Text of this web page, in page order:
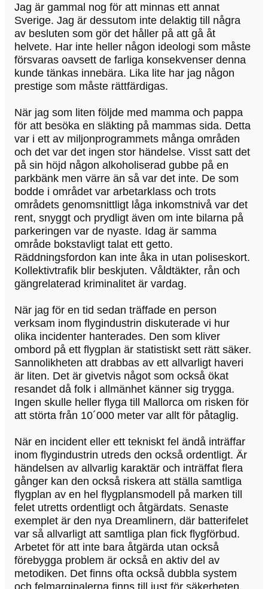
Jag är gammal nog för att minnas ett annat
Sverige. Jag är dessutom inte delaktig till några
av besluten som gör det håller på att gå åt
helvete. Har inte heller någon ideologi som måste
försvaras oavsett de farliga konsekvenser denna
kunde tänkas innebära. Lika lite har jag någon
prestige som måste rättfärdigas.
När jag som liten följde med mamma och pappa
för att besöka en släkting på mammas sida. Detta
var i ett av miljonprogrammets många områden
och det var det ingen stor händelse. Visst satt det
på sin höjd någon alkoholiserad gubbe på en
parkbänk men värre än så var det inte. De som
bodde i området var arbetarklass och trots
områdets genomsnittligt låga inkomstnivå var det
rent, snyggt och prydligt även om inte bilarna på
parkeringen var de nyaste. Idag är samma
område bokstavligt talat ett getto.
Räddningsfordon kan inte åka in utan poliseskort.
Kollektivtrafik blir beskjuten. Våldtäkter, rån och
gängrelaterad kriminalitet är vardag.
När jag för en tid sedan träffade en person
verksam inom flygindustrin diskuterade vi hur
olika incidenter hanterades. Den som kliver
ombord på ett flygplan är statistiskt sett rätt säker.
Sannolikheten att drabbas av ett allvarligt haveri
är liten. Det är givetvis något som också ökat
resandet då folk i allmänhet känner sig trygga.
Ingen skulle heller flyga till Mallorca om risken för
att störta från 10´000 meter var allt för påtaglig.
När en incident eller ett tekniskt fel ändå inträffar
inom flygindustrin utreds den också ordentligt. Är
händelsen av allvarlig karaktär och inträffat flera
gånger kan den också riskera att ställa samtliga
flygplan av en hel flygplansmodell på marken till
felet utretts ordentligt och åtgärdats. Senaste
exemplet är den nya Dreamlinern, där batterifelet
var så allvarligt att samtliga plan fick flygförbud.
Arbetet för att inte bara åtgärda utan också
förebygga problem är också en aktiv del av
metodiken. Det finns ofta också dubbla system
och felmarginalerna finns till just för säkerheten.